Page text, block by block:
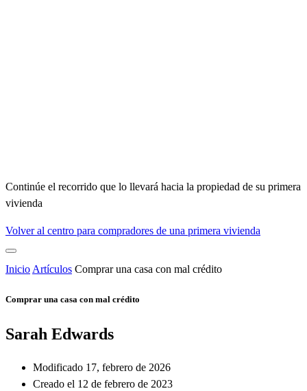
Continúe el recorrido que lo llevará hacia la propiedad de su primera
vivienda
Volver al centro para compradores de una primera vivienda
Inicio Artículos Comprar una casa con mal crédito
Comprar una casa con mal crédito
Sarah Edwards
Modificado 17, febrero de 2026
Creado el 12 de febrero de 2023